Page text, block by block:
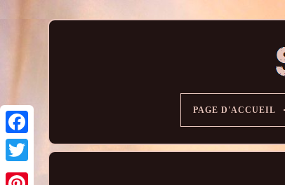
PAGE D'ACCUEIL